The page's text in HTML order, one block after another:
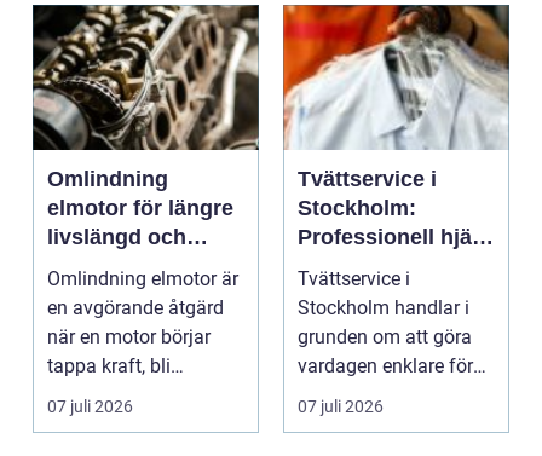
Omlindning
elmotor för längre
livslängd och
högre
driftsäkerhet
Omlindning elmotor är
en avgörande åtgärd
när en motor börjar
tappa kraft, bli
överhettad eller helt...
07 juli 2026
Tvättservice i
Stockholm:
Professionell hjälp
med rena textilier
Tvättservice i
Stockholm handlar i
grunden om att göra
vardagen enklare för
båd...
07 juli 2026